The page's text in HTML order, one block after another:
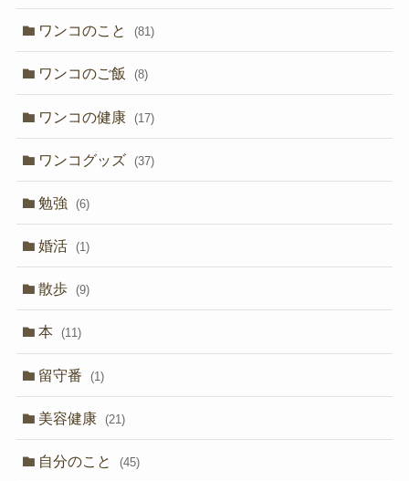
ワンコのこと (81)
ワンコのご飯 (8)
ワンコの健康 (17)
ワンコグッズ (37)
勉強 (6)
婚活 (1)
散歩 (9)
本 (11)
留守番 (1)
美容健康 (21)
自分のこと (45)